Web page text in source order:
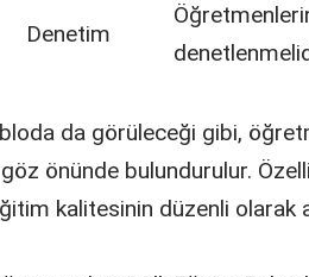
Denetim
da görüleceği gibi,
önünde bulundurulur.
kalitesinin düzenli olarak